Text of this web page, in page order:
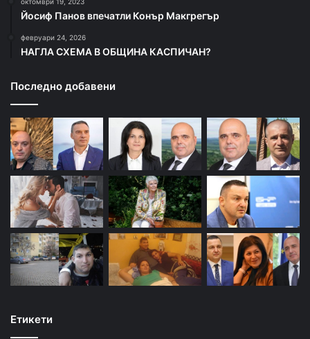
Йосиф Панов впечатли Конър Макгрегър
февруари 24, 2026
НАГЛА СХЕМА В ОБЩИНА КАСПИЧАН?
Последно добавени
Етикети